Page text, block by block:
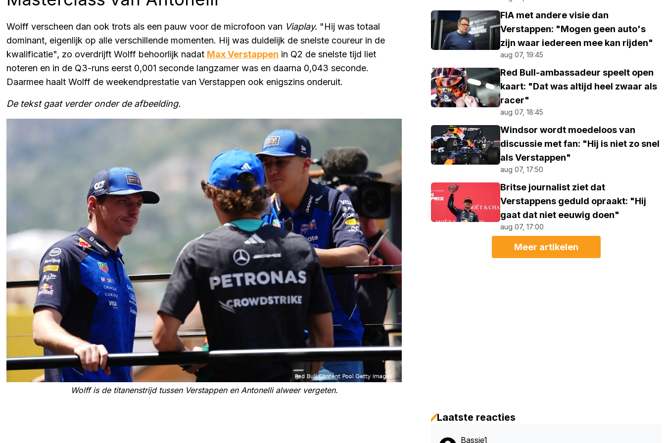
Wolff verscheen dan ook trots als een pauw voor de microfoon van Viaplay. "Hij was totaal
dominant, eigenlijk op alle verschillende momenten. Hij was duidelijk de snelste coureur in de
kwalificatie", zo overdrijft Wolff behoorlijk nadat Max Verstappen in Q2 de snelste tijd liet
noteren en in de Q3-runs eerst 0,001 seconde langzamer was en daarna 0,043 seconde.
Daarmee haalt Wolff de weekendprestatie van Verstappen ook enigszins onderuit.
De tekst gaat verder onder de afbeelding.
Wolff is de titanenstrijd tussen Verstappen en Antonelli alweer vergeten.
FIA met andere visie dan
Verstappen: "Mogen geen auto's
zijn waar iedereen mee kan rijden"
aug 07, 19:45
Red Bull-ambassadeur speelt open
kaart: "Dat was altijd heel zwaar als
racer"
aug 07, 18:45
Windsor wordt moedeloos van
discussie met fan: "Hij is niet zo snel
als Verstappen"
aug 07, 17:50
Britse journalist ziet dat
Verstappens geduld opraakt: "Hij
gaat dat niet eeuwig doen"
aug 07, 17:00
Meer artikelen
Laatste reacties
Bassie1